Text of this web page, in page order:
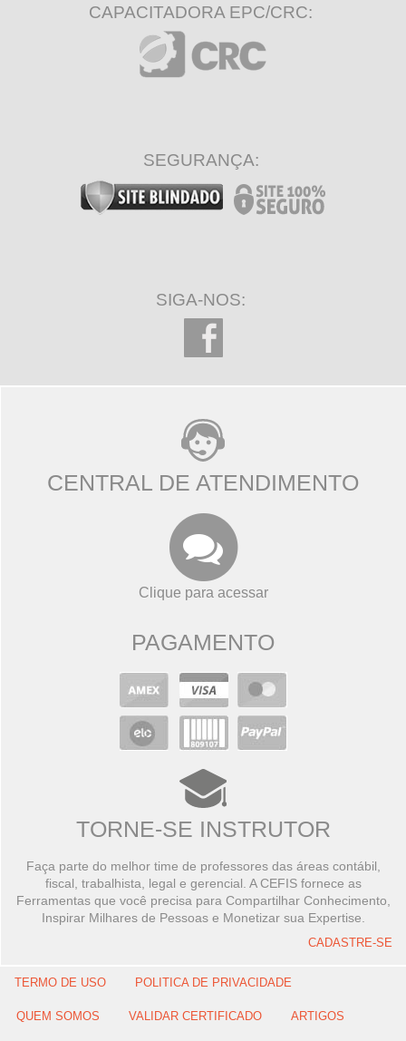
CAPACITADORA EPC/CRC:
SEGURANÇA:
SIGA-NOS:
CENTRAL DE ATENDIMENTO
Clique para acessar
PAGAMENTO
TORNE-SE INSTRUTOR
Faça parte do melhor time de professores das áreas contábil,
fiscal, trabalhista, legal e gerencial. A CEFIS fornece as
Ferramentas que você precisa para Compartilhar Conhecimento,
Inspirar Milhares de Pessoas e Monetizar sua Expertise.
CADASTRE-SE
TERMO DE USO POLITICA DE PRIVACIDADE
QUEM SOMOS VALIDAR CERTIFICADO ARTIGOS